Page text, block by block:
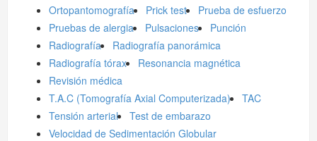
Ortopantomografía
Prick test
Prueba de esfuerzo
Pruebas de alergia
Pulsaciones
Punción
Radiografía
Radiografía panorámica
Radiografía tórax
Resonancia magnética
Revisión médica
T.A.C (Tomografía Axial Computerizada)
TAC
Tensión arterial
Test de embarazo
Velocidad de Sedimentación Globular